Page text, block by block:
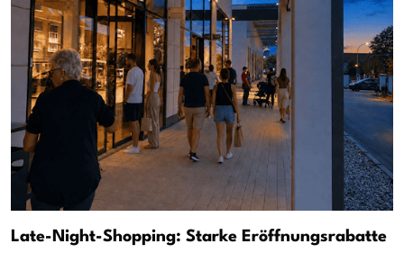
Late-Night-Shopping: Starke Eröffnungsrabatte